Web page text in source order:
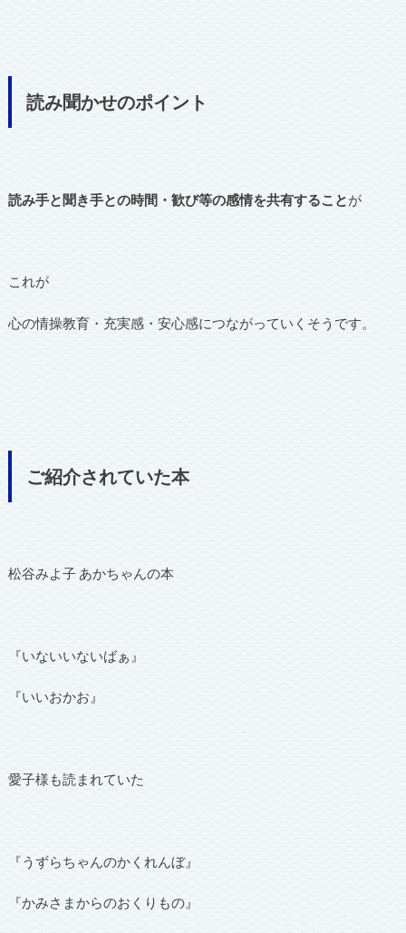
読み聞かせのポイント
読み手と聞き手との時間・歓び等の感情を共有することが
これが
心の情操教育・充実感・安心感につながっていくそうです。
ご紹介されていた本
松谷みよ子 あかちゃんの本
『いないいないばぁ』
『いいおかお』
愛子様も読まれていた
『うずらちゃんのかくれんぼ』
『かみさまからのおくりもの』